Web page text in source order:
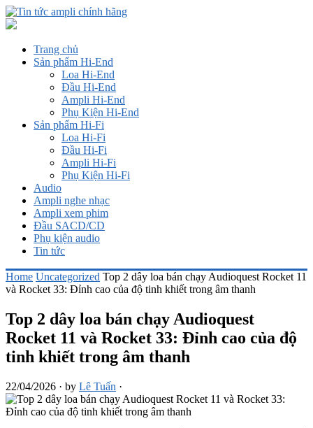
Trang chủ
Sản phẩm Hi-End
Loa Hi-End
Đầu Hi-End
Ampli Hi-End
Phụ Kiện Hi-End
Sản phẩm Hi-Fi
Loa Hi-Fi
Đầu Hi-Fi
Ampli Hi-Fi
Phụ Kiện Hi-Fi
Audio
Ampli nghe nhạc
Ampli xem phim
Đầu SACD/CD
Phụ kiện audio
Tin tức
Home Uncategorized Top 2 dây loa bán chạy Audioquest Rocket 11
và Rocket 33: Đỉnh cao của độ tinh khiết trong âm thanh
Top 2 dây loa bán chạy Audioquest
Rocket 11 và Rocket 33: Đỉnh cao của độ
tinh khiết trong âm thanh
22/04/2026 · by Lê Tuấn ·